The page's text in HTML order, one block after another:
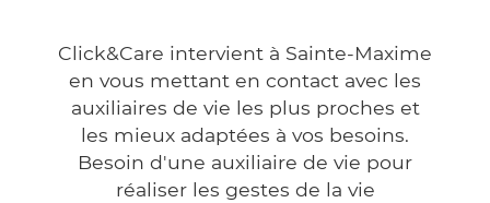
Click&Care intervient à Sainte-Maxime
en vous mettant en contact avec les
auxiliaires de vie les plus proches et
les mieux adaptées à vos besoins.
Besoin d'une auxiliaire de vie pour
réaliser les gestes de la vie